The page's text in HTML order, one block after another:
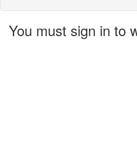
You must sign in to